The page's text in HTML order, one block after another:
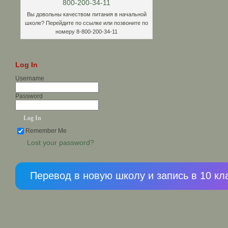
Вы довольны качеством питания в начальной
школе? Перейдите по ссылке или позвоните по
номеру 8-800-200-34-11
Log In
Username
Password
Remember Me
Lost your password?
Перевод в новую школу и запись в 10